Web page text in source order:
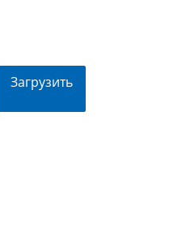
Загрузить